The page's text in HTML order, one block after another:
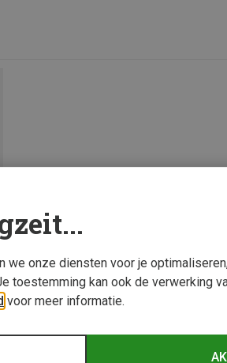
we onze diensten voor je
toestemming kan ook de verwerking
voor meer informatie.